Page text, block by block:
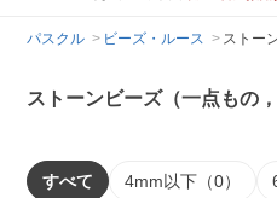
パスクル ビーズ・ルース ストー
ストーンビーズ（一点もの
すべて 4mm以下（0）